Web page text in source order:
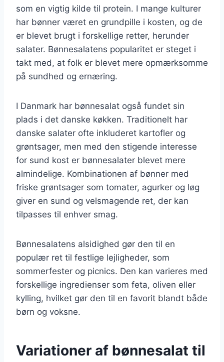
som en vigtig kilde til protein. I mange kulturer
har bønner været en grundpille i kosten, og de
er blevet brugt i forskellige retter, herunder
salater. Bønnesalatens popularitet er steget i
takt med, at folk er blevet mere opmærksomme
på sundhed og ernæring.
I Danmark har bønnesalat også fundet sin
plads i det danske køkken. Traditionelt har
danske salater ofte inkluderet kartofler og
grøntsager, men med den stigende interesse
for sund kost er bønnesalater blevet mere
almindelige. Kombinationen af bønner med
friske grøntsager som tomater, agurker og løg
giver en sund og velsmagende ret, der kan
tilpasses til enhver smag.
Bønnesalatens alsidighed gør den til en
populær ret til festlige lejligheder, som
sommerfester og picnics. Den kan varieres med
forskellige ingredienser som feta, oliven eller
kylling, hvilket gør den til en favorit blandt både
børn og voksne.
Variationer af bønnesalat til